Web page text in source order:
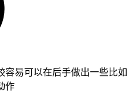
容易可以在后手做出一些比如
作